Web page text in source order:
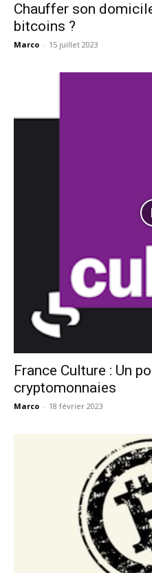
Chauffer son
bitcoins ?
Marco - 15 juillet 2023
France Culture : Un
cryptomonnaies
Marco - 18 février 2023